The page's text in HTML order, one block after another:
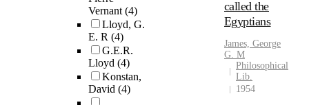
Vernant(4)
Lloyd, G.
E. R (4)
G.E.R.
Lloyd (4)
Konstan,
David (4)
called the
Egyptians
James, George
G. M
Philosophical
Lib.
1954